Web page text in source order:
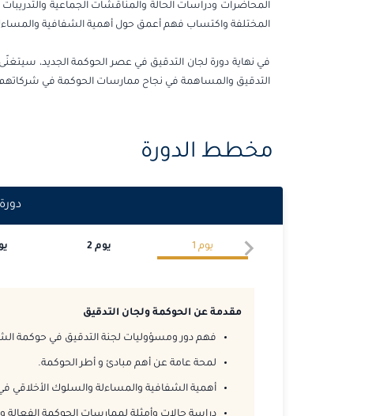
المحاضرات ودراسات الحالة والمناقشات الجماعية
المختلفة واكتساب فهم أعمق حول أهمية الشفافية
في نهاية دورة لجان التدقيق في عصر الحوكمة الجديد،
التدقيق والمساهمة في نجاح ممارسات الحوكمة في
مخطط الدورة
دورة
يوم 1 يوم 2
مقدمة عن الحوكمة ولجان التدقيق
فهم دور ومسؤوليات لجنة التدقيق في حوكمة
لمحة عامة عن أهم مبادئ و أطر الحوكمة.
أهمية الشفافية والمساءلة والسلوك الأخلاقي